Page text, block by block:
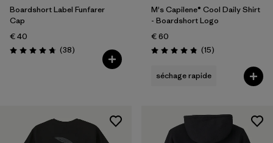
Boardshort Label Funfarer
Cap
€ 40
Évaluation: 4.8 / 5
(38Avis
)
M's Capilene® Cool Daily Shirt
- Boardshort Logo
€ 60
Évaluation: 4.8 / 5
(15Avis
)
séchage rapide